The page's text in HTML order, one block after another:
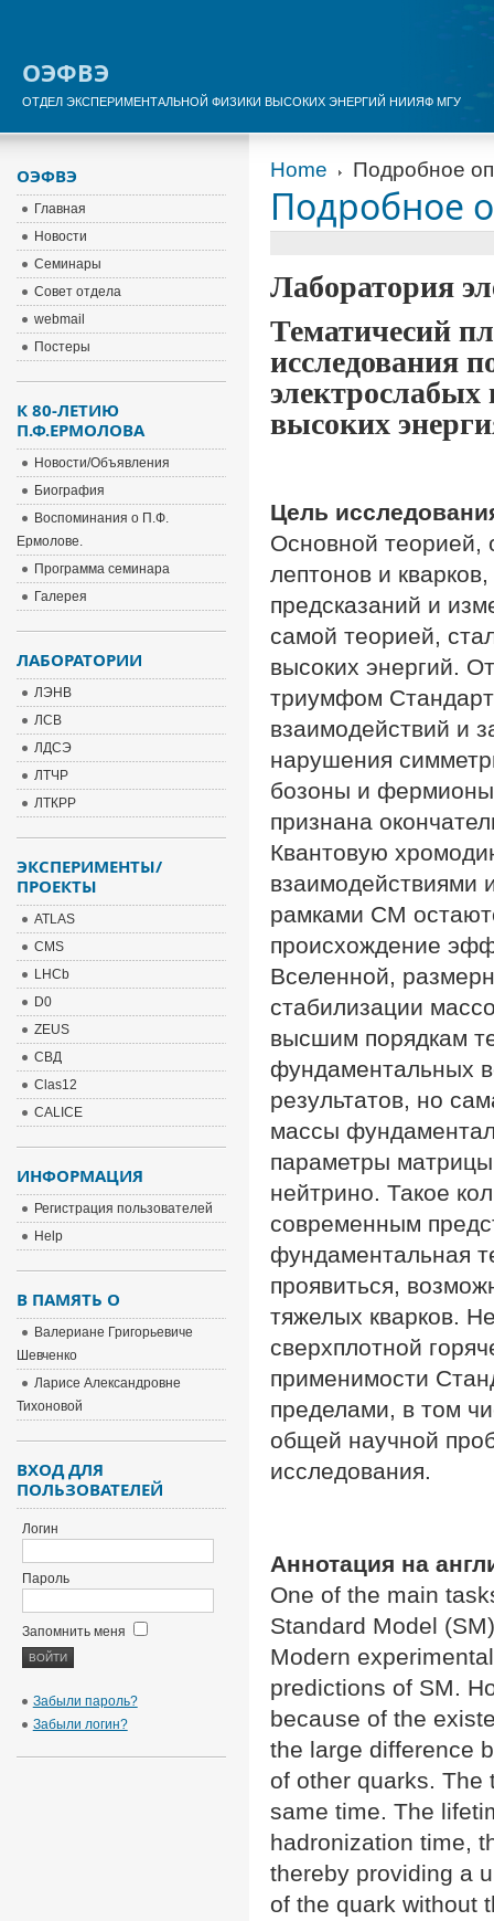
ОЭФВЭ
ОТДЕЛ ЭКСПЕРИМЕНТАЛЬНОЙ ФИЗИКИ ВЫСОКИХ ЭНЕРГИЙ НИИЯФ МГУ
Home Подробное
Подробное
Лаборатория
Тематичесий
исследования
электрослабых
высоких
Цель
Основной
лептонов и
предсказаний и
самой теорией,
высоких энергий.
триумфом
взаимодействий и
нарушения
бозоны и
признана
Квантовую
взаимодействиями
рамками СМ
происхождение
Вселенной,
стабилизации
высшим порядкам
фундаментальных
результатов, но
массы
параметры
нейтрино. Такое
современным
фундаментальная
проявиться,
тяжелых кварков.
сверхплотной
применимости
пределами, в том
общей научной
исследования.
Аннотация на
One of the main
Standard Model
Modern
predictions of SM.
because of the
the large difference
of other quarks. The
same time. The
hadronization time,
thereby providing a
of the quark without
ОЭФВЭ
Главная
Новости
Семинары
Совет отдела
webmail
Постеры
К 80-ЛЕТИЮ
П.Ф.ЕРМОЛОВА
Новости/Объявления
Биография
Воспоминания о П.Ф.
Ермолове.
Программа семинара
Галерея
ЛАБОРАТОРИИ
ЛЭНВ
ЛСВ
ЛДСЭ
ЛТЧР
ЛТКРР
ЭКСПЕРИМЕНТЫ/
ПРОЕКТЫ
ATLAS
CMS
LHCb
D0
ZEUS
СВД
Clas12
CALICE
ИНФОРМАЦИЯ
Регистрация пользователей
Help
В ПАМЯТЬ О
Валериане Григорьевиче
Шевченко
Ларисе Александровне
Тихоновой
ВХОД ДЛЯ
ПОЛЬЗОВАТЕЛЕЙ
Логин
Пароль
Запомнить меня
Забыли пароль?
Забыли логин?